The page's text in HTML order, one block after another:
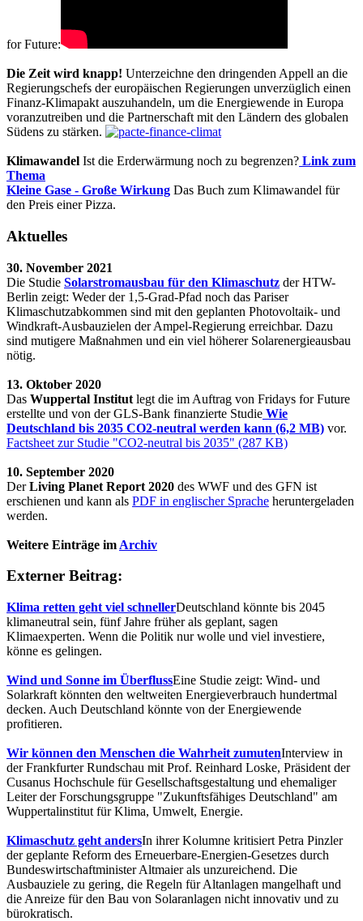
for Future:
Die Zeit wird knapp! Unterzeichne den dringenden Appell an die
Regierungschefs der europäischen Regierungen unverzüglich einen
Finanz-Klimapakt auszuhandeln, um die Energiewende in Europa
voranzutreiben und die Partnerschaft mit den Ländern des globalen
Südens zu stärken.
Klimawandel Ist die Erderwärmung noch zu begrenzen? Link zum
Thema
Kleine Gase - Große Wirkung Das Buch zum Klimawandel für
den Preis einer Pizza.
Aktuelles
30. November 2021
Die Studie Solarstromausbau für den Klimaschutz der HTW-
Berlin zeigt: Weder der 1,5-Grad-Pfad noch das Pariser
Klimaschutzabkommen sind mit den geplanten Photovoltaik- und
Windkraft-Ausbauzielen der Ampel-Regierung erreichbar. Dazu
sind mutigere Maßnahmen und ein viel höherer Solarenergieausbau
nötig.
13. Oktober 2020
Das Wuppertal Institut legt die im Auftrag von Fridays for Future
erstellte und von der GLS-Bank finanzierte Studie Wie
Deutschland bis 2035 CO2-neutral werden kann (6,2 MB) vor.
Factsheet zur Studie "CO2-neutral bis 2035" (287 KB)
10. September 2020
DerLiving Planet Report 2020 des WWF und des GFN ist
erschienen und kann als PDF in englischer Sprache heruntergeladen
werden.
Weitere Einträge im Archiv
Externer Beitrag:
Klima retten geht viel schnellerDeutschland könnte bis 2045
klimaneutral sein, fünf Jahre früher als geplant, sagen
Klimaexperten. Wenn die Politik nur wolle und viel investiere,
könne es gelingen.
Wind und Sonne im ÜberflussEine Studie zeigt: Wind- und
Solarkraft könnten den weltweiten Energieverbrauch hundertmal
decken. Auch Deutschland könnte von der Energiewende
profitieren.
Wir können den Menschen die Wahrheit zumutenInterview in
der Frankfurter Rundschau mit Prof. Reinhard Loske, Präsident der
Cusanus Hochschule für Gesellschaftsgestaltung und ehemaliger
Leiter der Forschungsgruppe "Zukunftsfähiges Deutschland" am
Wuppertalinstitut für Klima, Umwelt, Energie.
Klimaschutz geht andersIn ihrer Kolumne kritisiert Petra Pinzler
der geplante Reform des Erneuerbare-Energien-Gesetzes durch
Bundeswirtschaftminister Altmaier als unzureichend. Die
Ausbauziele zu gering, die Regeln für Altanlagen mangelhaft und
die Anreize für den Bau von Solaranlagen nicht innovativ und zu
bürokratisch.